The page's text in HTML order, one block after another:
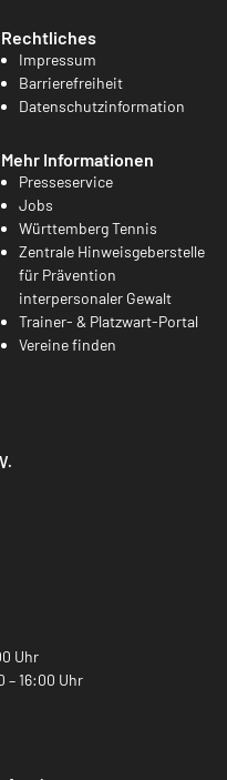
Rechtliches
Impressum
Barrierefreiheit
Datenschutzinformation
Mehr Informationen
Presseservice
Jobs
Württemberg Tennis
Zentrale Hinweisgeberstelle
für Prävention
interpersonaler Gewalt
Trainer- & Platzwart-Portal
Vereine finden
Uhr
– 16:00 Uhr